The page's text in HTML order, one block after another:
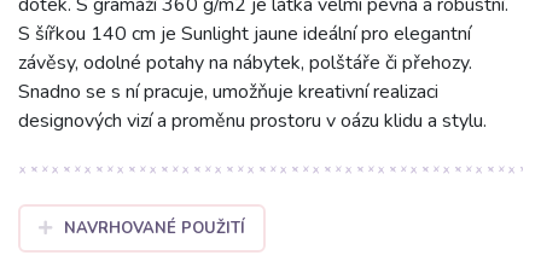
S šířkou 140 cm je Sunlight jaune ideální pro elegantní
závěsy, odolné potahy na nábytek, polštáře či přehozy.
Snadno se s ní pracuje, umožňuje kreativní realizaci
designových vizí a proměnu prostoru v oázu klidu a stylu.
NAVRHOVANÉ POUŽITÍ